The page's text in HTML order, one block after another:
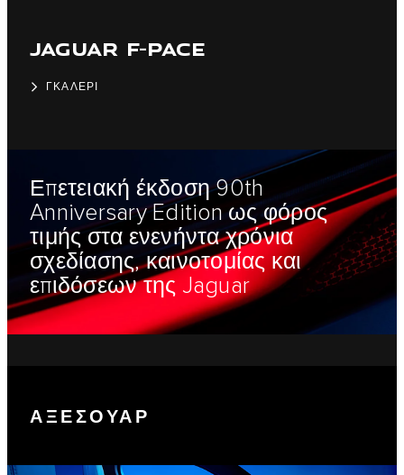
JAGUAR F-PACE
ΓΚΑΛΕΡΙ
Επετειακή έκδοση 90th
Anniversary Edition ως φόρος
τιμής στα ενενήντα χρόνια
σχεδίασης, καινοτομίας και
επιδόσεων της Jaguar
ΑΞΕΣΟΥΑΡ